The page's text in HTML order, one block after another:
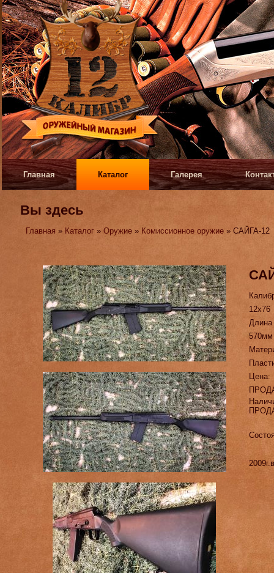
Главная Каталог Галерея
Вы здесь
Главная » Каталог »Оружие » Комиссионное оружие » САЙГА-12
12х76
570мм
Цена: